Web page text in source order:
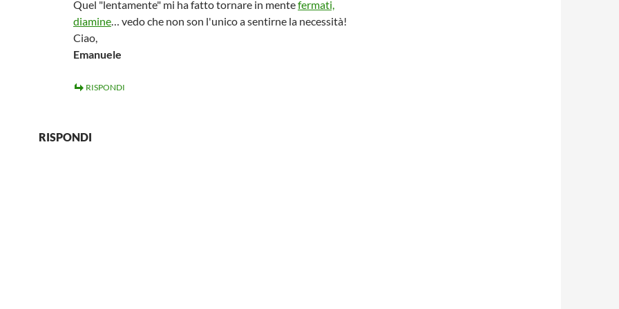
Quel "lentamente" mi ha fatto tornare in mentefermati,
diamine… vedo che non son l'unico a sentirne la necessità!
Ciao,
Emanuele
RISPONDI
RISPONDI